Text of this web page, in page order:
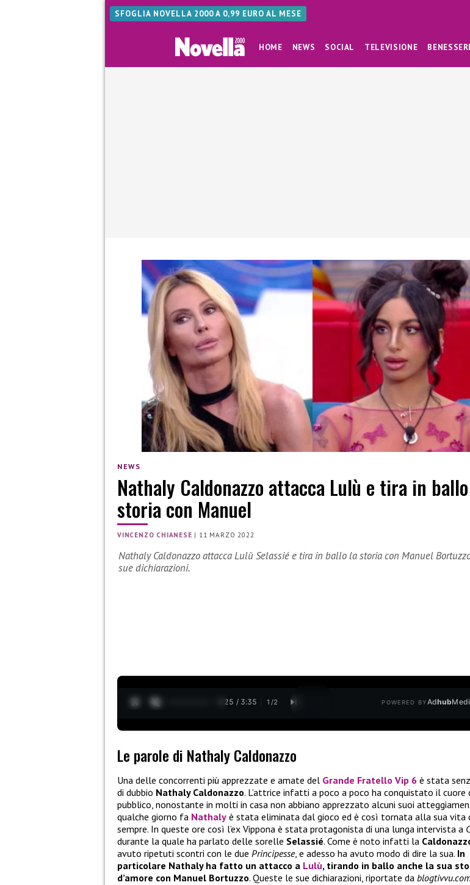
SFOGLIA NOVELLA 2000 A 0,99 EURO AL MESE
HOME NEWS SOCIAL TELEVISIONE
NEWS
Nathaly Caldonazzo attacca Lulù e tira in
storia con Manuel
VINCENZO CHIANESE | 11 MARZO 2022
Nathaly Caldonazzo attacca Lulù Selassié e tira in ballo la storia con Manuel
sue dichiarazioni.
0:26 / 3:35 1 /2 POWERED BYAdhub
Le parole di Nathaly Caldonazzo
Una delle concorrenti più apprezzate e amate del Grande Fratello Vip 6 è stata
di dubbio Nathaly Caldonazzo. L’attrice infatti a poco a poco ha conquistato il cuore
pubblico, nonostante in molti in casa non abbiano apprezzato alcuni suoi
qualche giorno fa Nathaly è stata eliminata dal gioco ed è così tornata alla sua vita
sempre. In queste ore così l’ex Vippona è stata protagonista di una lunga intervista a
durante la quale ha parlato delle sorelle Selassié. Come è noto infatti la
avuto ripetuti scontri con le due Principesse, e adesso ha avuto modo di dire la sua. In
particolare Nathaly ha fatto un attacco a Lulù, tirando in ballo anche la sua
d’amore con Manuel Bortuzzo. Queste le sue dichiarazioni, riportate da